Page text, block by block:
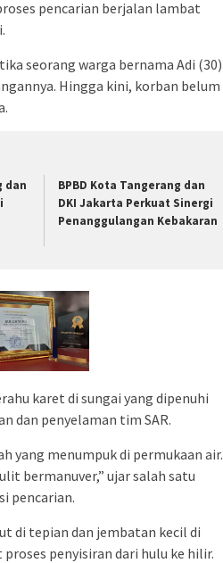
pencarian berjalan lambat
seorang warga bernama Adi (30)
Hingga kini, korban belum
dan
BPBD Kota Tangerang dan
DKI Jakarta Perkuat Sinergi
Penanggulangan Kebakaran
karet di sungai yang dipenuhi
dan penyelaman tim SAR.
yang menumpuk di permukaan air.
bermanuver,” ujar salah satu
pencarian.
di tepian dan jembatan kecil di
penyisiran dari hulu ke hilir.